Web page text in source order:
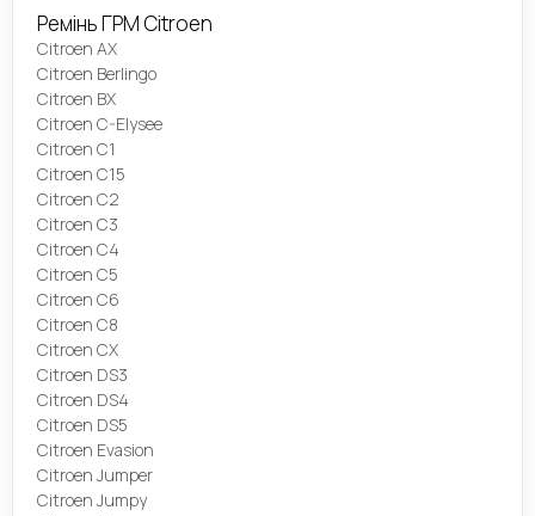
Ремінь ГРМ Citroen
Citroen AX
Citroen Berlingo
Citroen BX
Citroen C-Elysee
Citroen C1
Citroen C15
Citroen C2
Citroen C3
Citroen C4
Citroen C5
Citroen C6
Citroen C8
Citroen CX
Citroen DS3
Citroen DS4
Citroen DS5
Citroen Evasion
Citroen Jumper
Citroen Jumpy